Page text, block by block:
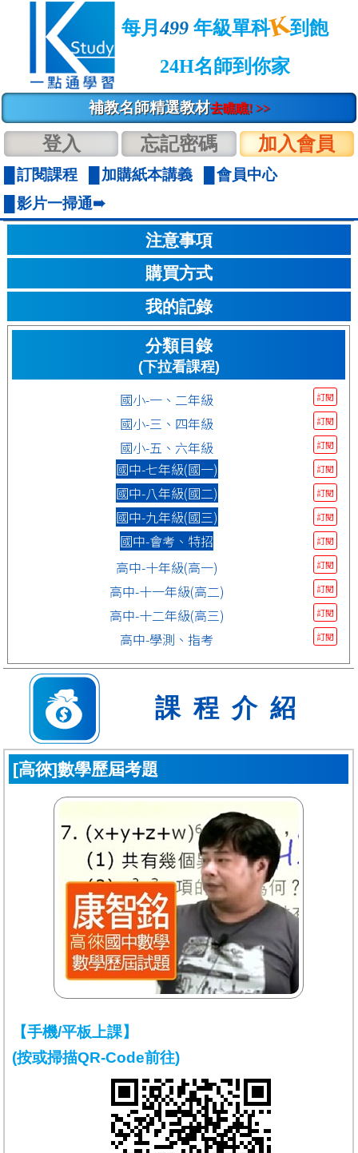
每月499年級單科K到飽
24H名師到你家
補教名師精選教材去瞧瞧! >>
登入 忘記密碼 加入會員
訂閱課程 加購紙本講義
會員中心
影片一掃通➠
注意事項
購買方式
我的記錄
分類目錄
(下拉看課程)
國小-一、二年級 訂閱
國小-三、四年級 訂閱
國小-五、六年級 訂閱
國中-七年級(國一) 訂閱
國中-八年級(國二) 訂閱
國中-九年級(國三) 訂閱
國中-會考、特招 訂閱
高中-十年級(高一) 訂閱
高中-十一年級(高二) 訂閱
高中-十二年級(高三) 訂閱
高中-學測、指考 訂閱
課程介紹
[高徠]數學歷屆考題
【手機/平板上課】
(按或掃描QR-Code前往)